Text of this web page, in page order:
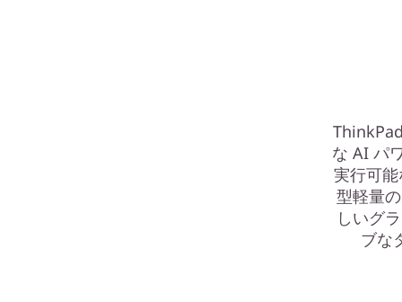
な AI パ
実行可
型軽量
しいグ
ブな